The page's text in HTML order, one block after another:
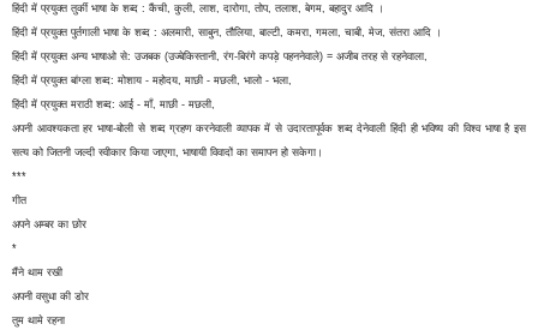
हिंदी में प्रयुक्त तुर्की भाषा के शब्द : कैंची, कुली, लाश, दारोगा, तोप, तलाश, बेगम, बहादुर आदि ।
हिंदी में प्रयुक्त पुर्तगाली भाषा के शब्द : अलमारी, साबुन, तौलिया, बाल्टी, कमरा, गमला, चाबी, मेज, संतरा आदि ।
हिंदी में प्रयुक्त अन्य भाषाओ से: उजबक (उज्बेकिस्तानी, रंग-बिरंगे कपड़े पहननेवाले) = अजीब तरह से रहनेवाला,
हिंदी में प्रयुक्त बांग्ला शब्द: मोशाय - महोदय, माछी - मछली, भालो - भला,
हिंदी में प्रयुक्त मराठी शब्द: आई - माँ, माछी - मछली,
अपनी आवश्यकता हर भाषा-बोली से शब्द ग्रहण करनेवाली व्यापक में से उदारतापूर्वक शब्द देनेवाली हिंदी ही भविष्य की विश्व भाषा है इस
सत्य को जितनी जल्दी स्वीकार किया जाएगा, भाषायी विवादों का समापन हो सकेगा।
***
गीत
अपने अम्बर का छोर
*
मैंने थाम रखी
अपनी वसुधा की डोर
तुम थामे रहना